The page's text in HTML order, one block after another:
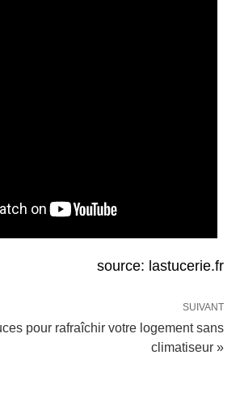
source: lastucerie.fr
SUIVANT
pour rafraîchir votre logement sans
climatiseur »